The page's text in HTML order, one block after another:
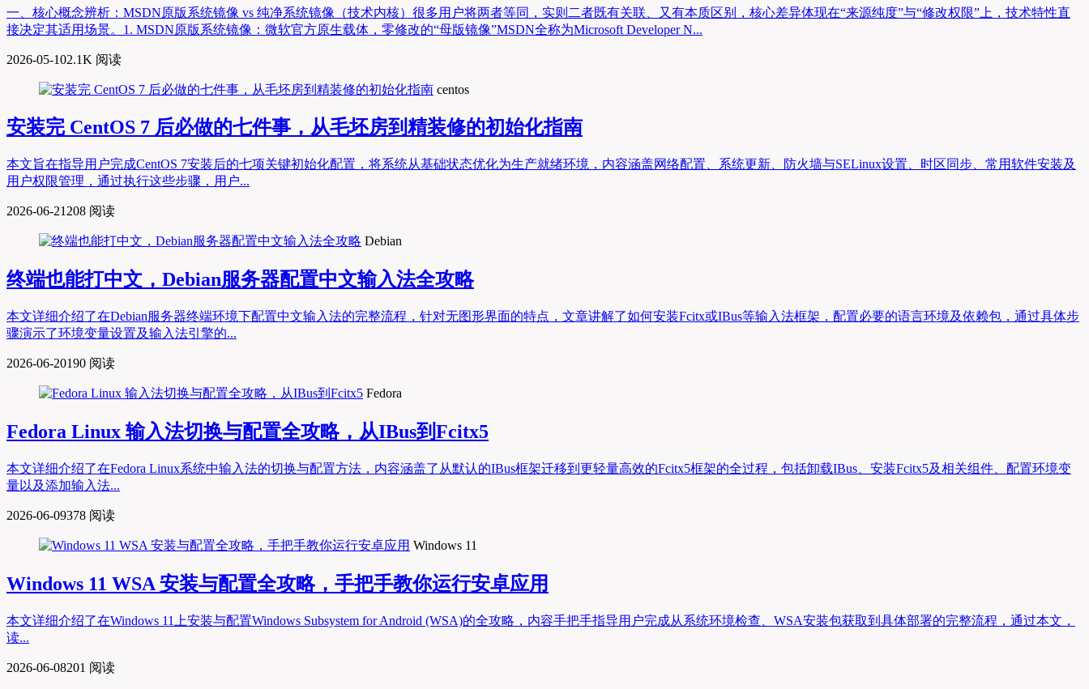
一、核心概念辨析：MSDN原版系统镜像 vs 纯净系统镜像（技术内核）很多用户将两者等同，实则二者既有关联、又有本质区别，核心差异体现在“来源纯度”与“修改权限”上，技术特性直
接决定其适用场景。1. MSDN原版系统镜像：微软官方原生载体，零修改的“母版镜像”MSDN全称为Microsoft Developer N...
2026-05-102.1K 阅读
centos
安装完 CentOS 7 后必做的七件事，从毛坯房到精装修的初始化指南
本文旨在指导用户完成CentOS 7安装后的七项关键初始化配置，将系统从基础状态优化为生产就绪环境，内容涵盖网络配置、系统更新、防火墙与SELinux设置、时区同步、常用软件安装及
用户权限管理，通过执行这些步骤，用户...
2026-06-21 208 阅读
Debian
终端也能打中文，Debian服务器配置中文输入法全攻略
本文详细介绍了在Debian服务器终端环境下配置中文输入法的完整流程，针对无图形界面的特点，文章讲解了如何安装Fcitx或IBus等输入法框架，配置必要的语言环境及依赖包，通过具体步
骤演示了环境变量设置及输入法引擎的...
2026-06-20190 阅读
Fedora
Fedora Linux 输入法切换与配置全攻略，从IBus到Fcitx5
本文详细介绍了在Fedora Linux系统中输入法的切换与配置方法，内容涵盖了从默认的IBus框架迁移到更轻量高效的Fcitx5框架的全过程，包括卸载IBus、安装Fcitx5及相关组件、配置环境变
量以及添加输入法...
2026-06-09378 阅读
Windows 11
Windows 11 WSA 安装与配置全攻略，手把手教你运行安卓应用
本文详细介绍了在Windows 11上安装与配置Windows Subsystem for Android (WSA)的全攻略，内容手把手指导用户完成从系统环境检查、WSA安装包获取到具体部署的完整流程，通过本文，
读...
2026-06-08201 阅读